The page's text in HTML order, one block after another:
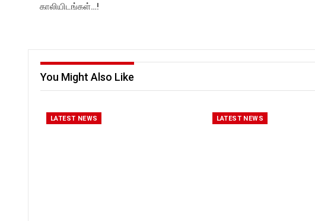
காலியிடங்கள்…!
You Might Also Like
LATEST NEWS LATEST NEWS